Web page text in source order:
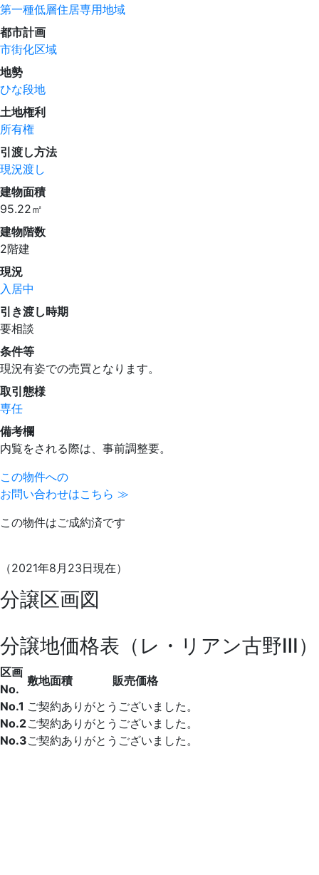
第一種低層住居専用地域
都市計画
市街化区域
地勢
ひな段地
土地権利
所有権
引渡し方法
現況渡し
建物面積
95.22㎡
建物階数
2階建
現況
入居中
引き渡し時期
要相談
条件等
現況有姿での売買となります。
取引態様
専任
備考欄
内覧をされる際は、事前調整要。
この物件への
お問い合わせはこちら ≫
この物件はご成約済です
（2021年8月23日現在）
分譲区画図
分譲地価格表（レ・リアン古野Ⅲ）
区画
No.
敷地面積
販売価格
No.1 ご契約ありがとうございました。
No.2ご契約ありがとうございました。
No.3ご契約ありがとうございました。